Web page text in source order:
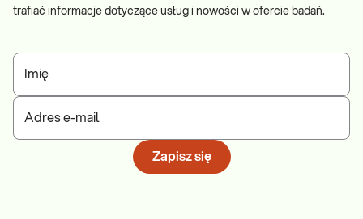
trafiać informacje dotyczące usług i nowości w ofercie badań.
Imię
Adres e-mail
Zapisz się